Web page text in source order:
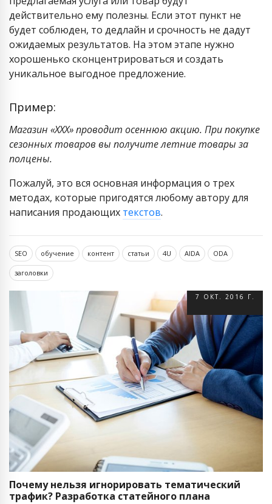
действительно ему полезны. Если этот пункт не
будет соблюден, то дедлайн и срочность не дадут
ожидаемых результатов. На этом этапе нужно
хорошенько сконцентрироваться и создать
уникальное выгодное предложение.
Пример:
Магазин «ХХХ» проводит осеннюю акцию. При покупке
сезонных товаров вы получите летние товары за
полцены.
Пожалуй, это вся основная информация о трех
методах, которые пригодятся любому автору для
написания продающих текстов.
SEO обучение контент статьи 4U AIDA ODA
заголовки
7 ОКТ. 2016 Г.
Почему нельзя игнорировать тематический
трафик? Разработка статейного плана